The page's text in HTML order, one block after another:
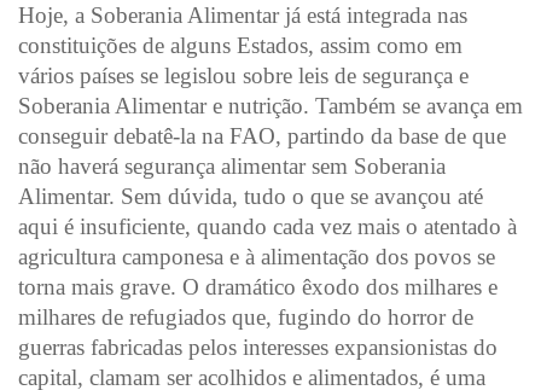
Hoje, a Soberania Alimentar já está integrada nas
constituições de alguns Estados, assim como em
vários países se legislou sobre leis de segurança e
Soberania Alimentar e nutrição. Também se avança em
conseguir debatê-la na FAO, partindo da base de que
não haverá segurança alimentar sem Soberania
Alimentar. Sem dúvida, tudo o que se avançou até
aqui é insuficiente, quando cada vez mais o atentado à
agricultura camponesa e à alimentação dos povos se
torna mais grave. O dramático êxodo dos milhares e
milhares de refugiados que, fugindo do horror de
guerras fabricadas pelos interesses expansionistas do
capital, clamam ser acolhidos e alimentados, é uma